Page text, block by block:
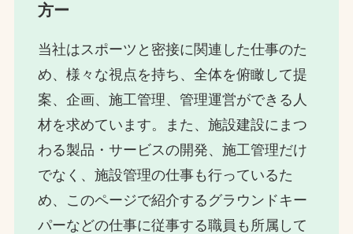
方ー
当社はスポーツと密接に関連した仕事のた
め、様々な視点を持ち、全体を俯瞰して提
案、企画、施工管理、管理運営ができる人
材を求めています。また、施設建設にまつ
わる製品・サービスの開発、施工管理だけ
でなく、施設管理の仕事も行っているた
め、このページで紹介するグラウンドキー
パーなどの仕事に従事する職員も所属して